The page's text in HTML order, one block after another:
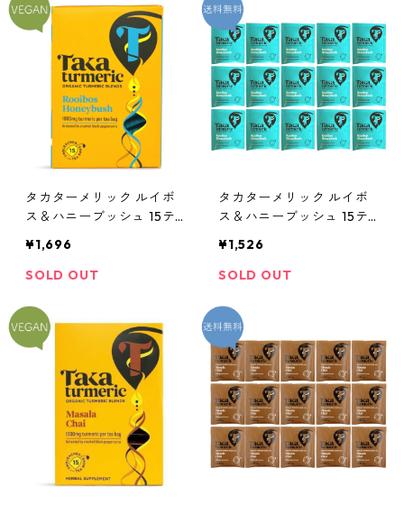
タカターメリック ルイボ
ス＆ハニーブッシュ 15テ
リー）
¥1,696
SOLD OUT
タカターメリック ルイボ
ス＆ハニーブッシュ 15テ
リー）＊外箱なし
¥1,526
SOLD OUT